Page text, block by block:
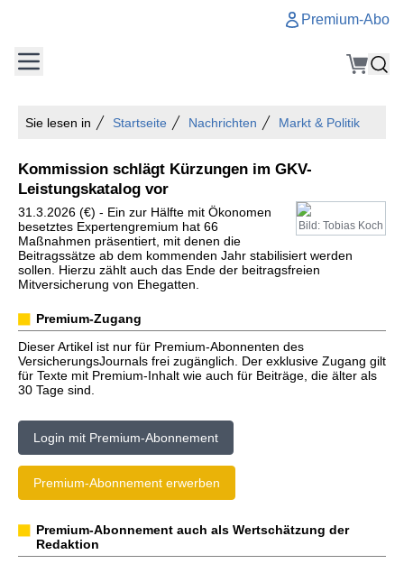
Premium-Abo
Sie lesen in Startseite Nachrichten Markt & Politik
Kommission schlägt Kürzungen im GKV-
Leistungskatalog vor
Bild: Tobias Koch
31.3.2026 (€) - Ein zur Hälfte mit Ökonomen
besetztes Expertengremium hat 66
Maßnahmen präsentiert, mit denen die
Beitragssätze ab dem kommenden Jahr stabilisiert werden
sollen. Hierzu zählt auch das Ende der beitragsfreien
Mitversicherung von Ehegatten.
Premium-Zugang
Dieser Artikel ist nur für Premium-Abonnenten des
VersicherungsJournals frei zugänglich. Der exklusive Zugang gilt
für Texte mit Premium-Inhalt wie auch für Beiträge, die älter als
30 Tage sind.
Login mit Premium-Abonnement
Premium-Abonnement erwerben
Premium-Abonnement auch als Wertschätzung der
Redaktion